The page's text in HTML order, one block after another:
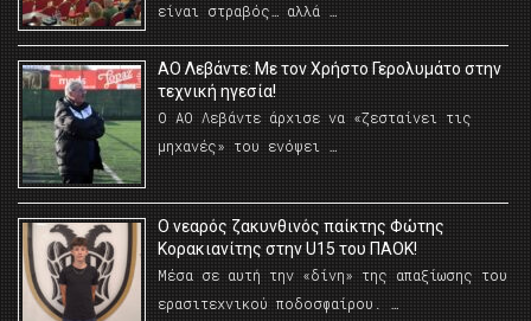
είναι στραβός… αλλά …
ΑΟ Λεβάντε: Με τον Χρήστο Γερολυμάτο στην
τεχνική ηγεσία!
Ο ΑΟ Λεβάντε άρχισε να «ζεσταίνει τις
μηχανές» του ενόψει …
O νεαρός ζακυνθινός παίκτης Φώτης
Κορακιανίτης στην U15 του ΠΑΟΚ!
Μέσα σε αυτή την «δίνη» της απαξίωσης του
ερασιτεχνικού ποδοσφαίρου. …